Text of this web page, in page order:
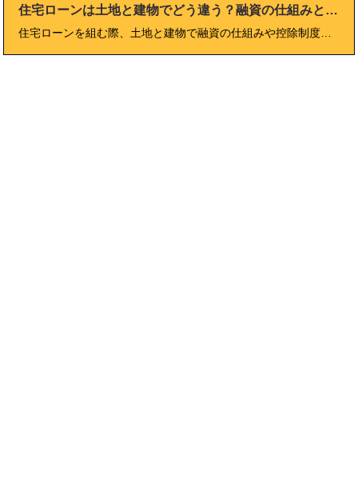
住宅ローンは土地と建物でどう違う？融資の仕組みと注意点を解説